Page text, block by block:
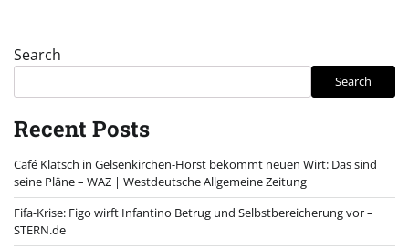
Search
Search
Recent Posts
Café Klatsch in Gelsenkirchen-Horst bekommt neuen Wirt: Das sind
seine Pläne – WAZ | Westdeutsche Allgemeine Zeitung
Fifa-Krise: Figo wirft Infantino Betrug und Selbstbereicherung vor –
STERN.de